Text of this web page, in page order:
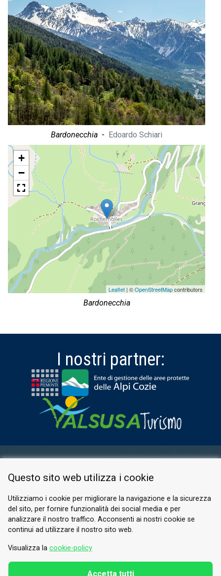
Bardonecchia - Edoardo Schiari
+
−
Leaflet | ©OpenStreetMapcontributors
Bardonecchia
I nostri partner:
PRIVACY POLICY
© 2026 Valle di Susa
Tesori di Arte e Cultura Alpina
Tel.
E-mail.info@vallesusa-tesori.it
Questo sito web utilizza i cookie
Utilizziamo i cookie per migliorare la navigazione e la sicurezza
del sito, per fornire funzionalità dei social media e per
analizzare il nostro traffico. Acconsenti ai nostri cookie se
continui ad utilizzare il nostro sito web.
Visualizza la cookie-policy
Accetta tutti